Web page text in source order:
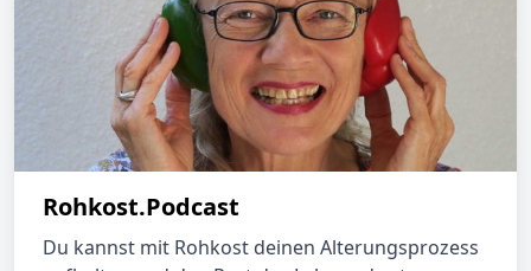
Rohkost.Podcast
Du kannst mit Rohkost deinen Alterungsprozess